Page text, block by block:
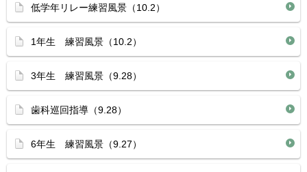
低学年リレー練習風景（10.2）
1年生 練習風景（10.2）
3年生 練習風景（9.28）
歯科巡回指導（9.28）
6年生 練習風景（9.27）